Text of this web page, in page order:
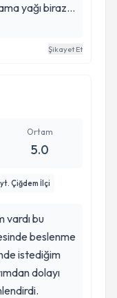
yağı biraz
çıkmaya
Şikayet Et
Ortam
5.0
Çiğdem İlçi
vardı bu
beslenme
istediğim
dolayı